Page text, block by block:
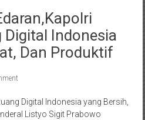
Digital Indonesia
Dan Produktif
Digital Indonesia yang Bersih,
Listyo Sigit Prabowo